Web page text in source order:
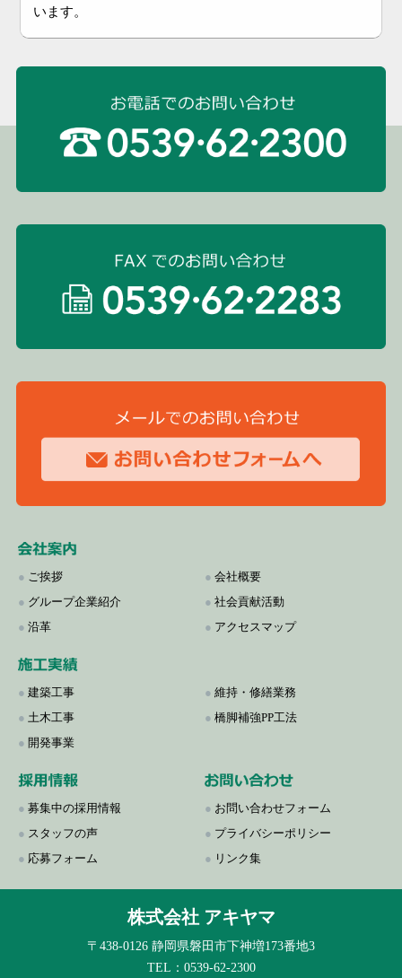
います。
● ご挨拶
● グループ企業紹介
● 沿革
●会社概要
●社会貢献活動
● アクセスマップ
● 建築工事
● 土木工事
● 開発事業
●維持・修繕業務
●橋脚補強PP工法
● 募集中の採用情報
● スタッフの声
● 応募フォーム
● お問い合わせフォーム
● プライバシーポリシー
● リンク集
株式会社 アキヤマ
〒438-0126 静岡県磐田市下神増173番地3
TEL：0539-62-2300